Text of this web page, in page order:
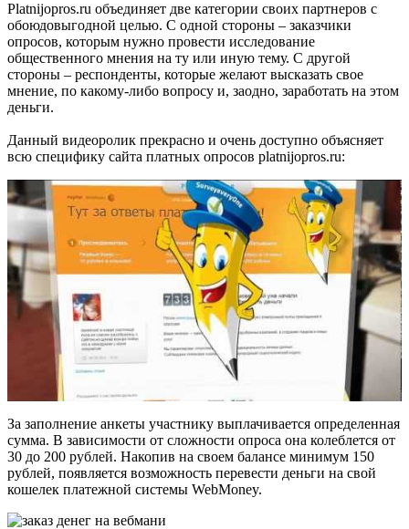
Platnijopros.ru объединяет две категории своих партнеров с
обоюдовыгодной целью. С одной стороны – заказчики
опросов, которым нужно провести исследование
общественного мнения на ту или иную тему. С другой
стороны – респонденты, которые желают высказать свое
мнение, по какому-либо вопросу и, заодно, заработать на этом
деньги.
Данный видеоролик прекрасно и очень доступно объясняет
всю специфику сайта платных опросов platnijopros.ru:
За заполнение анкеты участнику выплачивается определенная
сумма. В зависимости от сложности опроса она колеблется от
30 до 200 рублей. Накопив на своем балансе минимум 150
рублей, появляется возможность перевести деньги на свой
кошелек платежной системы WebMoney.